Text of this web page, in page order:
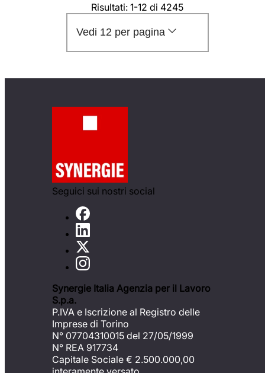
Risultati: 1-12 di 4245
Vedi 12 per pagina
Seguici sui nostri social
Synergie Italia Agenzia per il Lavoro
S.p.a.
P.IVA e Iscrizione al Registro delle
Imprese di Torino
N° 07704310015 del 27/05/1999
N° REA 917734
Capitale Sociale € 2.500.000,00